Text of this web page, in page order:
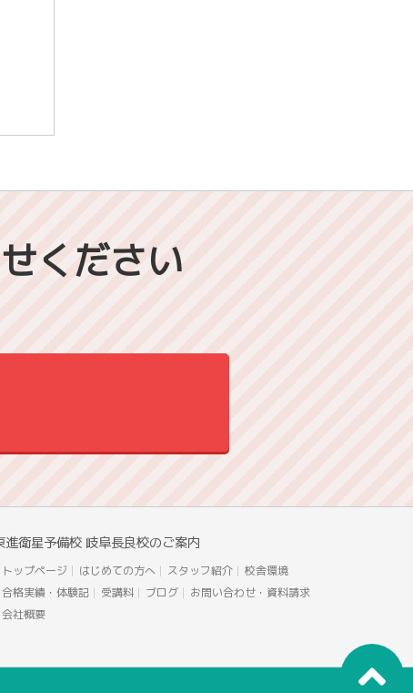
ください
進衛星予備校 岐阜長良校のご案内
トップページ はじめての方へ スタッフ紹介
校舎環境
合格実績・体験記
受講料 ブログ
お問い合わせ・資料請求
会社概要